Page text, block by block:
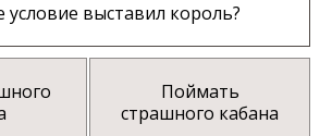
условие выставил король?
Поймать
страшного кабана